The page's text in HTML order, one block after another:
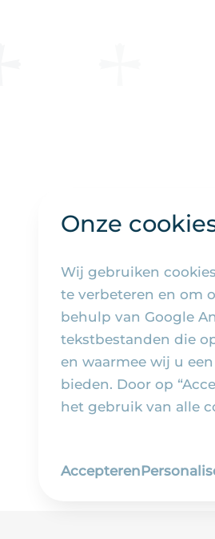
Onze
Wij gebruiken
te verbeteren en om
behulp van Google
tekstbestanden die
en waarmee wij u
bieden. Door op
het gebruik van alle
Accepteren